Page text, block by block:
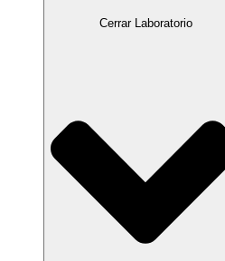
Cerrar Laboratorio